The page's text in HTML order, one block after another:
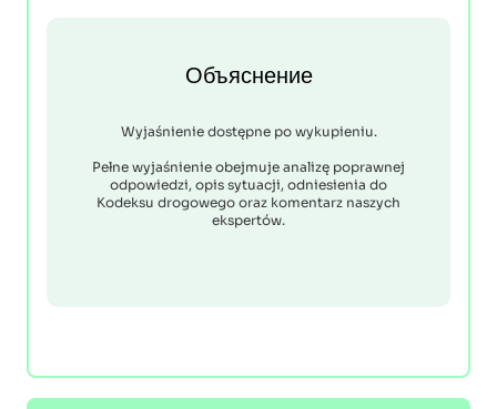
Объяснение
Wyjaśnienie dostępne po wykupieniu.
Pełne wyjaśnienie obejmuje analizę poprawnej
odpowiedzi, opis sytuacji, odniesienia do
Kodeksu drogowego oraz komentarz naszych
ekspertów.